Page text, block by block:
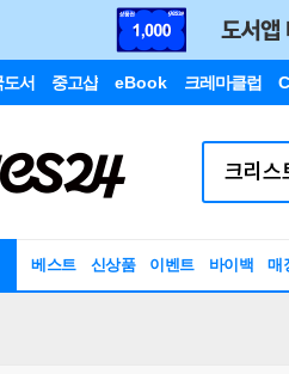
서 중고샵 eBook 크레마클럽
베스트 신상품 이벤트 바이백 매